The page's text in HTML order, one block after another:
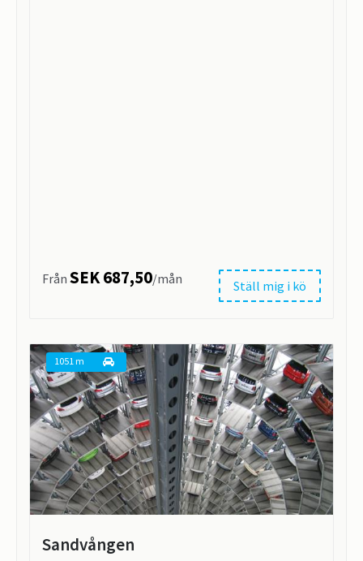
Ställ mig i kö
Från SEK 687,50/mån
1051 m
Sandvången